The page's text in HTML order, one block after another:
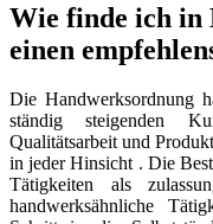
Wie finde ich in
einen
Die Handwerksordnung
ständig steigenden
Qualitätsarbeit und
in jeder Hinsicht . Die
Tätigkeiten als
handwerksähnliche